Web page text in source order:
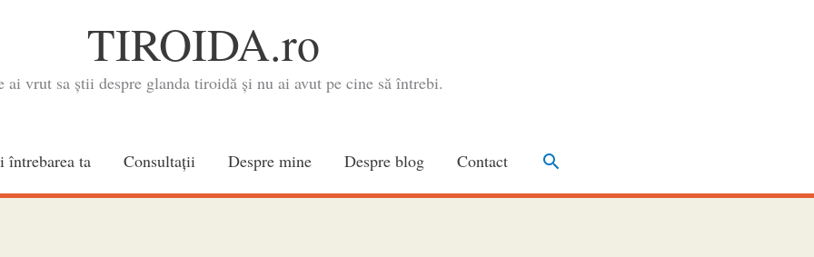
TIROIDA.ro
ai vrut sa știi despre glanda tiroidă și nu ai avut pe cine să întrebi.
întrebarea ta Consultaţii Despre mine Despre blog Contact Search